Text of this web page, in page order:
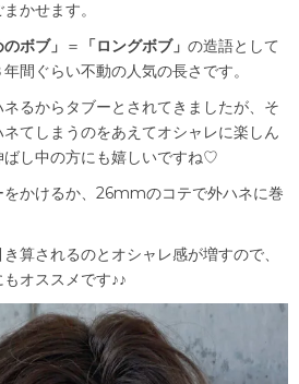
かせます。
のボブ」 ＝ 「ロングボブ」 の造語として
間ぐらい不動の人気の長さです。
るからタブーとされてきましたが、そ
てしまうのをあえてオシャレに楽しん
ばし中の方にも嬉しいですね♡
をかけるか、26mmのコテで外ハネに巻
算されるのとオシャレ感が増すので、
オススメです♪♪